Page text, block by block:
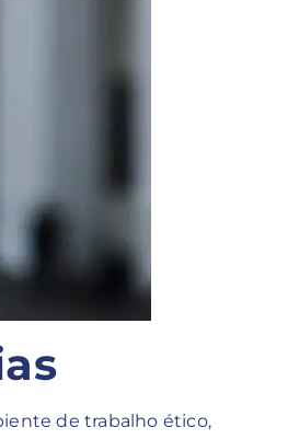
de trabalho ético,